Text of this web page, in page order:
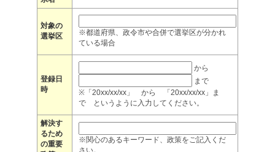
対象の
選挙区
※都道府県、政令市や合併で選挙区が分かれ
ている場合
登録日
時
から
まで
※「20xx/xx/xx」 から 「20xx/xx/xx」ま
で というように入力してください。
解決す
るため
の重要
※関心のあるキーワード、政策をご記入くだ
さい。